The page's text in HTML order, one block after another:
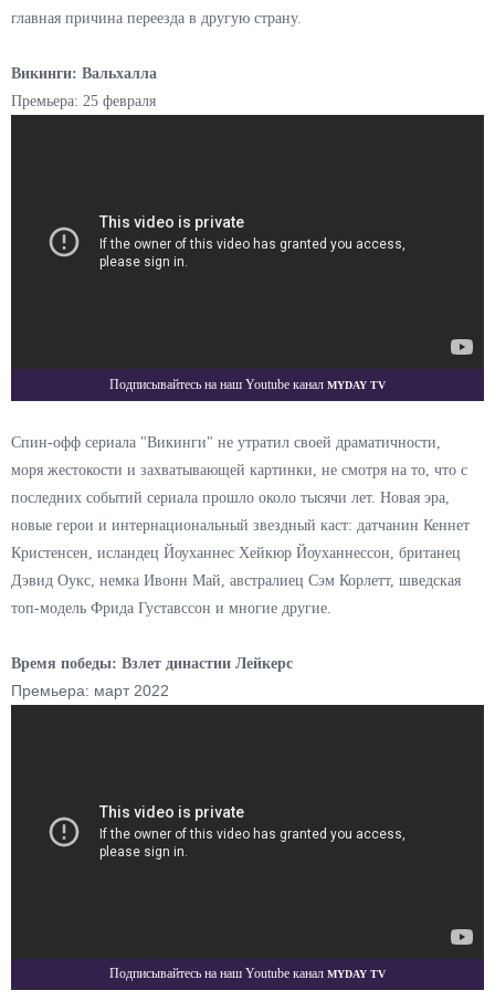
главная причина переезда в другую страну.
Викинги: Вальхалла
Премьера: 25 февраля
Подписывайтесь на наш Youtube канал Myday TV
Спин-офф сериала "Викинги" не утратил своей драматичности,
моря жестокости и захватывающей картинки, не смотря на то, что с
последних событий сериала прошло около тысячи лет. Новая эра,
новые герои и интернациональный звездный каст: датчанин Кеннет
Кристенсен, исландец Йоуханнес Хейкюр Йоуханнессон, британец
Дэвид Оукс, немка Ивонн Май, австралиец Сэм Корлетт, шведская
топ-модель Фрида Густавссон и многие другие.
Время победы: Взлет династии Лейкерс
Премьера: март 2022
Подписывайтесь на наш Youtube канал Myday TV